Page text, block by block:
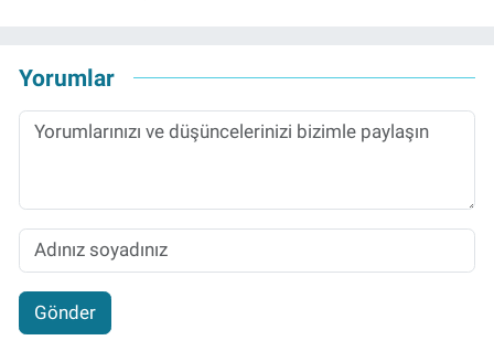
Yorumlar
Gönder